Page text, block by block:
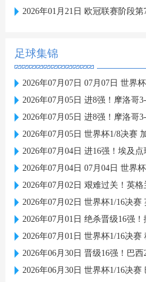
2026年01月21日 欧冠联赛阶段第7轮 葡萄
足球集锦
2026年07月07日 07月07日 世界杯1/8决
2026年07月05日 进8强！摩洛哥3-0加拿大
2026年07月05日 进8强！摩洛哥3-0加拿大战法国
2026年07月05日 世界杯1/8决赛
2026年07月04日 进16强！埃及点球5-3澳大利亚 澳
2026年07月04日 07月04日 世界杯1/16
2026年07月02日 艰难过关！英格兰2-1逆转民
2026年07月02日 世界杯1/16决赛
2026年07月01日 绝杀晋级16强！挪威2-1科特迪
2026年07月01日 世界杯1/16决
2026年06月30日 晋级16强！巴西2-1绝杀日本 马
2026年06月30日 世界杯1/16决